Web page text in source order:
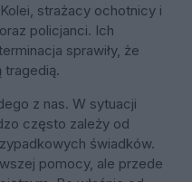
strażacy ochotnicy i
policjanci. Ich
sprawiły, że
tragedią.
z nas. W sytuacji
często zależy od
świadków.
pomocy, ale przede